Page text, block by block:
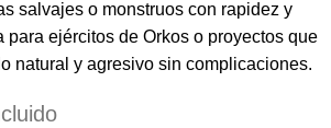
salvajes o monstruos con rapidez y
para ejércitos de Orkos o proyectos que
natural y agresivo sin complicaciones.